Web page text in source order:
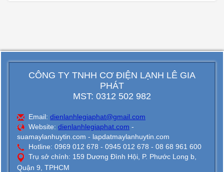
CÔNG TY TNHH CƠ ĐIỆN LẠNH LÊ GIA
PHÁT
MST: 0312 502 982
Email: dienlanhlegiaphat@gmail.com
Website: dienlanhlegiaphat.com -
suamaylanhuytin.com - lapdatmaylanhuytin.com
Hotline: 0969 012 678 - 0945 012 678 - 08 68 961 600
Trụ sở chính: 159 Dương Đình Hội, P. Phước Long b,
Quận 9, TPHCM